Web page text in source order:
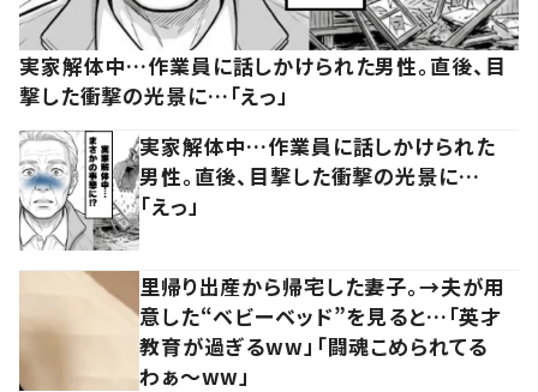
実家解体中…作業員に話しかけられた男性。直後、目
撃した衝撃の光景に…「えっ」
実家解体中…作業員に話しかけられた
男性。直後、目撃した衝撃の光景に…
「えっ」
里帰り出産から帰宅した妻子。→夫が用
意した“ベビーベッド”を見ると…「英才
教育が過ぎるww」「闘魂こめられてる
わぁ～ww」